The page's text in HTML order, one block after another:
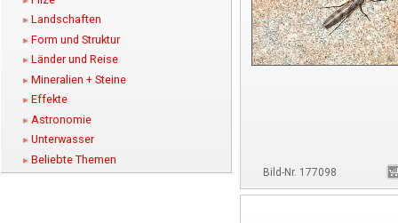
Landschaften
Form und Struktur
Länder und Reise
Mineralien + Steine
Effekte
Astronomie
Unterwasser
Beliebte Themen
Bild-Nr. 177098